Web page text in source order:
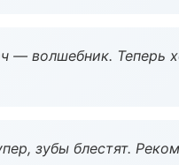
— волшебник. Теперь
зубы блестят.